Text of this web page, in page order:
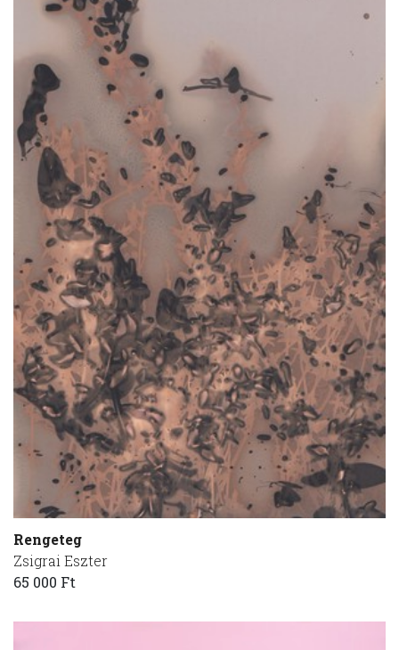
Rengeteg
Zsigrai Eszter
65 000 Ft